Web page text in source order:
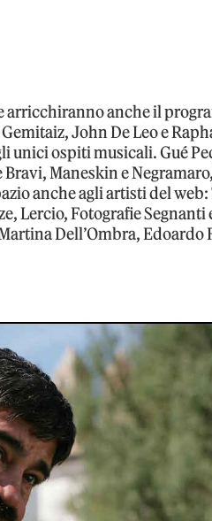
arricchiranno anche il
John De Leo e
unici ospiti musicali. Gué
Maneskin e
anche agli artisti del web:
Lercio, Fotografie Segnanti
Dell’Ombra, Edoardo